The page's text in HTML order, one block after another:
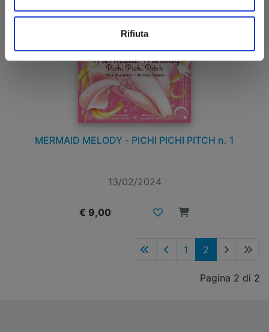
Rifiuta
MERMAID MELODY - PICHI PICHI PITCH n. 1
13/02/2024
€ 9,00
1 2
Pagina 2 di 2